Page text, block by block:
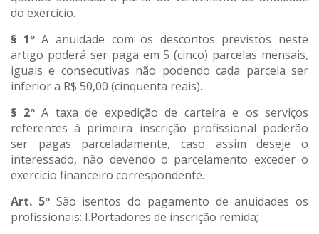
do exercício.
§ 1ºA anuidade com os descontos previstos neste
artigo poderá ser paga em 5 (cinco) parcelas mensais,
iguais e consecutivas não podendo cada parcela ser
inferior a R$ 50,00 (cinquenta reais).
§ 2º A taxa de expedição de carteira e os serviços
referentes à primeira inscrição profissional poderão
ser pagas parceladamente, caso assim deseje o
interessado, não devendo o parcelamento exceder o
exercício financeiro correspondente.
Art. 5º São isentos do pagamento de anuidades os
profissionais: I.Portadores de inscrição remida;